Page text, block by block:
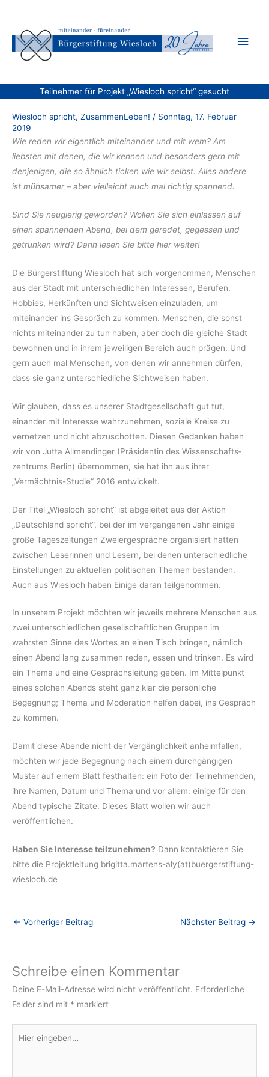
springen
Teilnehmer für Projekt „Wiesloch spricht“ gesucht
Wiesloch spricht, ZusammenLeben! / Sonntag, 17. Februar
2019
Wie reden wir eigentlich miteinander und mit wem? Am
liebsten mit denen, die wir kennen und besonders gern mit
denjenigen, die so ähnlich ticken wie wir selbst. Alles andere
ist mühsamer – aber vielleicht auch mal richtig spannend.
Sind Sie neugierig geworden? Wollen Sie sich einlassen auf
einen spannenden Abend, bei dem geredet, gegessen und
getrunken wird? Dann lesen Sie bitte hier weiter!
Die Bürgerstiftung Wiesloch hat sich vorgenommen, Menschen
aus der Stadt mit unterschiedlichen Interessen, Berufen,
Hobbies, Herkünften und Sichtweisen einzuladen, um
miteinander ins Gespräch zu kommen. Menschen, die sonst
nichts miteinander zu tun haben, aber doch die gleiche Stadt
bewohnen und in ihrem jeweiligen Bereich auch prägen. Und
gern auch mal Menschen, von denen wir annehmen dürfen,
dass sie ganz unterschiedliche Sichtweisen haben.
Wir glauben, dass es unserer Stadtgesellschaft gut tut,
einander mit Interesse wahrzunehmen, soziale Kreise zu
vernetzen und nicht abzuschotten. Diesen Gedanken haben
wir von Jutta Allmendinger (Präsidentin des Wissenschafts­
zentrums Berlin) übernommen, sie hat ihn aus ihrer
„Vermächtnis-Studie“ 2016 entwickelt.
Der Titel „Wiesloch spricht“ ist abgeleitet aus der Aktion
„Deutschland spricht“, bei der im vergangenen Jahr einige
große Tageszeitungen Zweiergespräche organisiert hatten
zwischen Leserinnen und Lesern, bei denen unterschiedliche
Einstellungen zu aktuellen politischen Themen bestanden.
Auch aus Wiesloch haben Einige daran teilgenommen.
In unserem Projekt möchten wir jeweils mehrere Menschen aus
zwei unterschiedlichen gesellschaftlichen Gruppen im
wahrsten Sinne des Wortes an einen Tisch bringen, nämlich
einen Abend lang zusammen reden, essen und trinken. Es wird
ein Thema und eine Gesprächsleitung geben. Im Mittelpunkt
eines solchen Abends steht ganz klar die persönliche
Begegnung; Thema und Moderation helfen dabei, ins Gespräch
zu kommen.
Damit diese Abende nicht der Vergänglichkeit anheimfallen,
möchten wir jede Begegnung nach einem durchgängigen
Muster auf einem Blatt festhalten: ein Foto der Teilnehmenden,
ihre Namen, Datum und Thema und vor allem: einige für den
Abend typische Zitate. Dieses Blatt wollen wir auch
veröffentlichen.
Haben Sie Interesse teilzunehmen? Dann kontaktieren Sie
bitte die Projektleitung brigitta.martens-aly(at)buergerstiftung-
wiesloch.de
← Vorheriger Beitrag Nächster Beitrag →
Schreibe einen Kommentar
Deine E-Mail-Adresse wird nicht veröffentlicht. Erforderliche
Felder sind mit * markiert
eingeben…